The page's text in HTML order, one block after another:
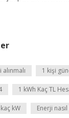
1 kişi
1 kWh Kaç TL
kW Enerji